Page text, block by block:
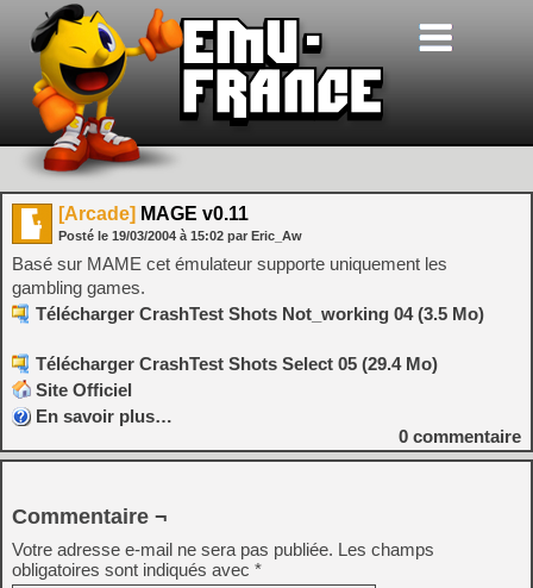
[Arcade] MAGE v0.11
Posté le 19/03/2004 à 15:02 par Eric_Aw
Basé sur MAME cet émulateur supporte uniquement les
gambling games.
Télécharger CrashTest Shots Not_working 04 (3.5 Mo)
Télécharger CrashTest Shots Select 05 (29.4 Mo)
Site Officiel
En savoir plus…
0 commentaire
Commentaire ¬
Votre adresse e-mail ne sera pas publiée. Les champs
obligatoires sont indiqués avec *